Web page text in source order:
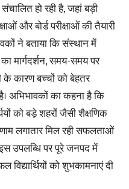
हो रही है, जहां बड़ी
और बोर्ड परीक्षाओं की तैयारी
ने बताया कि संस्थान में
का मार्गदर्शन, समय-समय पर
के कारण बच्चों को बेहतर
अभिभावकों का कहना है कि
को बड़े शहरों जैसी शैक्षणिक
लगातार मिल रही सफलताओं
उपलब्धि पर पूरे जनपद में
को शुभकामनाएं दी